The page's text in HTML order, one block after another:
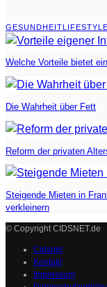
GESUNDHEITLIFESTYLE
Welche Vorteile bietet
Die Wahrheit über Fett
Reform der privaten
Steigende Mieten in
verkleinern
© Copyright CIDSNET.de
Cidsnet
Kontakt
Impressum